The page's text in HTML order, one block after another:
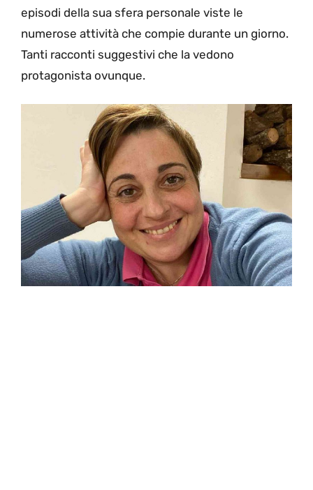
episodi della sua sfera personale viste le
numerose attività che compie durante un giorno.
Tanti racconti suggestivi che la vedono
protagonista ovunque.